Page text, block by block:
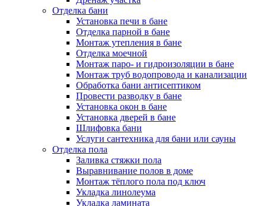
Отделка бани
Установка печи в бане
Отделка парной в бане
Монтаж утепления в бане
Отделка моечной
Монтаж паро- и гидроизоляции в бане
Монтаж труб водопровода и канализации
Обработка бани антисептиком
Провести разводку в бане
Установка окон в бане
Установка дверей в бане
Шлифовка бани
Услуги сантехника для бани или сауны
Отделка пола
Заливка стяжки пола
Выравнивание полов в доме
Монтаж тёплого пола под ключ
Укладка линолеума
Укладка ламината